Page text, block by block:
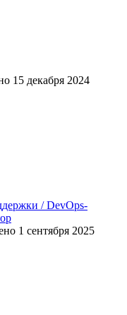
15 декабря 2024
/ DevOps-
1 сентября 2025